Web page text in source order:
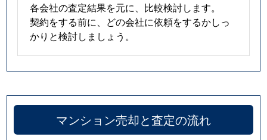
各会社の査定結果を元に、比較検討します。
契約をする前に、どの会社に依頼をするかしっ
かりと検討しましょう。
マンション売却と査定の流れ